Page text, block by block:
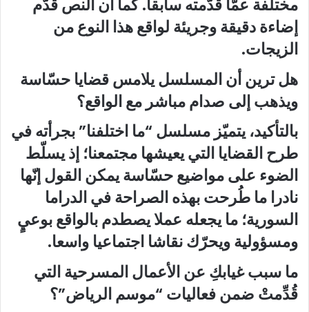
مختلفة عمّا قدّمته سابقا. كما أن النص قدّم
إضاءة دقيقة وجريئة لواقع هذا النوع من
الزيجات.
هل ترين أن المسلسل يلامس قضايا حسّاسة
ويذهب إلى صدام مباشر مع الواقع؟
بالتأكيد، يتميّز مسلسل “ما اختلفنا” بجرأته في
طرح القضايا التي يعيشها مجتمعنا؛ إذ يسلّط
الضوء على مواضيع حسّاسة يمكن القول إنّها
نادرا ما طُرحت بهذه الصراحة في الدراما
السورية؛ ما يجعله عملا يصطدم بالواقع بوعيٍ
ومسؤولية ويحرّك نقاشا اجتماعيا واسعا.
ما سبب غيابكِ عن الأعمال المسرحية التي
قُدِّمتْ ضمن فعاليات “موسم الرياض”؟